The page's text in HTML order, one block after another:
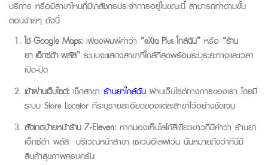
บริการ หรือมีสาขาไหนที่มีเภสัชกรประจำการอยู่ในขณะนี้ สามารถทำตามขั้น
ตอนง่ายๆ ดังนี้
ใช้Google Maps: เพียงพิมพ์คำว่า “eXta Plusใกล้ฉัน” หรือ “ร้าน
ยา เอ็กซ์ต้า พลัส” ระบบจะแสดงสาขาที่ใกล้ที่สุดพร้อมระบุระยะทางและเวลา
เปิด-ปิด
เข้าผ่านเว็บไซต์: เช็กสาขา ร้านยาใกล้ฉัน ผ่านเว็บไซต์ทางการของเรา โดยมี
ระบบ Store Locator ที่ระบุรายละเอียดของแต่ละสาขาไว้อย่างชัดเจน
สังเกตป้ายหน้าร้าน 7-Eleven: หากมองเห็นโลโก้สีเขียวขาวที่มีคำว่า ร้านยา
เอ็กซ์ต้า พลัส บริเวณหน้าสาขา เซเว่นอีเลฟเว่น นั่นหมายถึงว่าที่นี่มี
สินค้าสุขภาพครบครัน